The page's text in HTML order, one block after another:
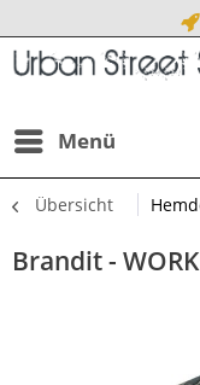
Menü
Übersicht
Brandit -